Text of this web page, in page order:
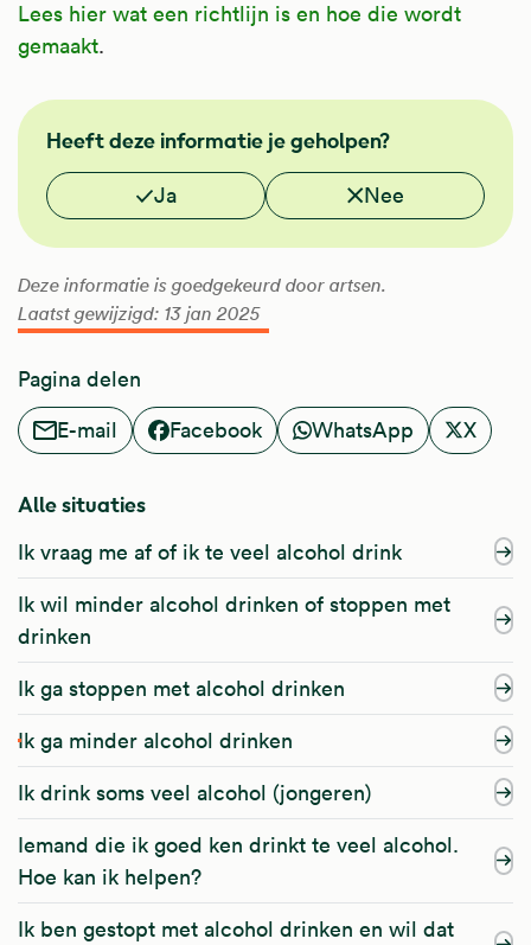
Lees hier wat een richtlijn is en hoe die wordt
gemaakt.
GGZ
Heeft deze informatie je geholpen?
Vond je deze informatie nuttig?
Ja Nee
Deze informatie is goedgekeurd door artsen.
Laatst gewijzigd: 13 jan 2025
Pagina delen
E-mail
Facebook WhatsApp X
Alle situaties
Ik vraag me af of ik te veel alcohol drink
Ik wil minder alcohol drinken of stoppen met
drinken
Ik ga stoppen met alcohol drinken
Ik ga minder alcohol drinken
Ik drink soms veel alcohol (jongeren)
Iemand die ik goed ken drinkt te veel alcohol.
Hoe kan ik helpen?
Ik ben gestopt met alcohol drinken en wil dat